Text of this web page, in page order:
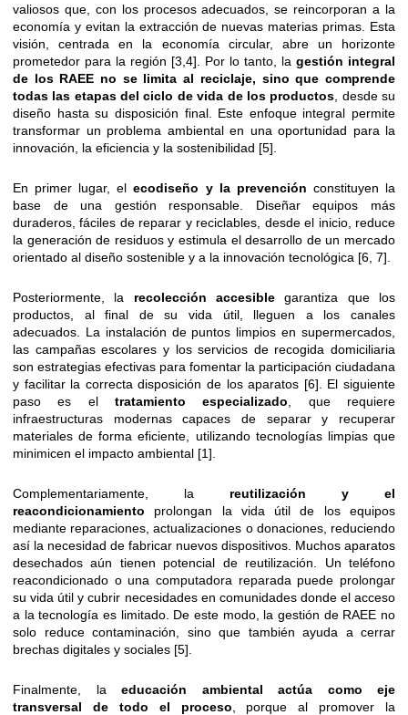
valiosos que, con los procesos adecuados, se reincorporan a la
economía y evitan la extracción de nuevas materias primas. Esta
visión, centrada en la economía circular, abre un horizonte
prometedor para la región [3,4]. Por lo tanto, la gestión integral
de los RAEE no se limita al reciclaje, sino que comprende
todas las etapas del ciclo de vida de los productos , desde su
diseño hasta su disposición final. Este enfoque integral permite
transformar un problema ambiental en una oportunidad para la
innovación, la eficiencia y la sostenibilidad [5].
En primer lugar, elecodiseño y la prevención constituyen la
base de una gestión responsable. Diseñar equipos más
duraderos, fáciles de reparar y reciclables, desde el inicio, reduce
la generación de residuos y estimula el desarrollo de un mercado
orientado al diseño sostenible y a la innovación tecnológica [6, 7].
Posteriormente, la recolección accesiblegarantiza que los
productos, al final de su vida útil, lleguen a los canales
adecuados. La instalación de puntos limpios en supermercados,
las campañas escolares y los servicios de recogida domiciliaria
son estrategias efectivas para fomentar la participación ciudadana
y facilitar la correcta disposición de los aparatos [6]. El siguiente
paso es el tratamiento especializado , que requiere
infraestructuras modernas capaces de separar y recuperar
materiales de forma eficiente, utilizando tecnologías limpias que
minimicen el impacto ambiental [1].
Complementariamente, la reutilización y el
reacondicionamiento prolongan la vida útil de los equipos
mediante reparaciones, actualizaciones o donaciones, reduciendo
así la necesidad de fabricar nuevos dispositivos. Muchos aparatos
desechados aún tienen potencial de reutilización. Un teléfono
reacondicionado o una computadora reparada puede prolongar
su vida útil y cubrir necesidades en comunidades donde el acceso
a la tecnología es limitado. De este modo, la gestión de RAEE no
solo reduce contaminación, sino que también ayuda a cerrar
brechas digitales y sociales [5].
Finalmente, la educación ambiental actúa como eje
transversal de todo el proceso , porque al promover la